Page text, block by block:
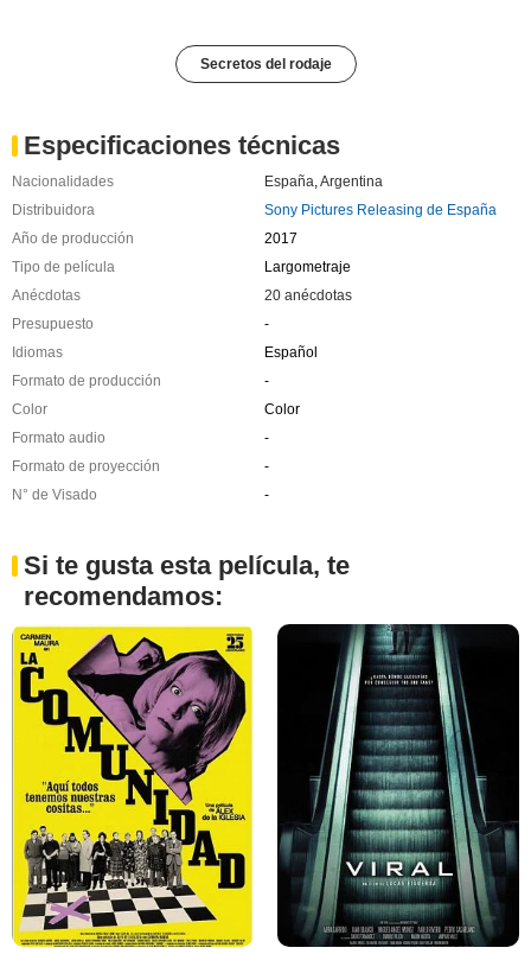
Secretos del rodaje
Especificaciones técnicas
Nacionalidades España,Argentina
Distribuidora
Sony Pictures Releasing de España
Año de producción
2017
Tipo de película
Largometraje
Anécdotas
20 anécdotas
Presupuesto
-
Idiomas
Español
Formato de producción
-
Color
Color
Formato audio
-
Formato de proyección
-
N° de Visado
-
Si te gusta esta película, te
recomendamos: